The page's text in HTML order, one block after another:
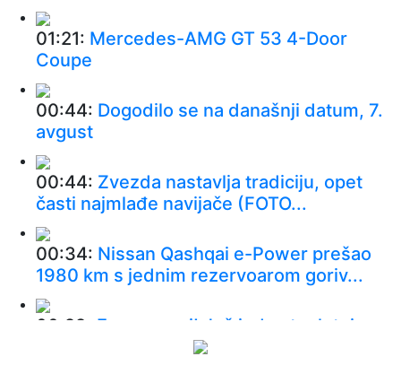
01:21: Mercedes-AMG GT 53 4-Door
Coupe
00:44: Dogodilo se na današnji datum, 7.
avgust
00:44: Zvezda nastavlja tradiciju, opet
časti najmlađe navijače (FOTO...
00:34: Nissan Qashqai e-Power prešao
1980 km s jednim rezervoarom goriv...
00:29: Evropa gori! Još jedan toplotni
talas, cela Italija pod crvenim ...